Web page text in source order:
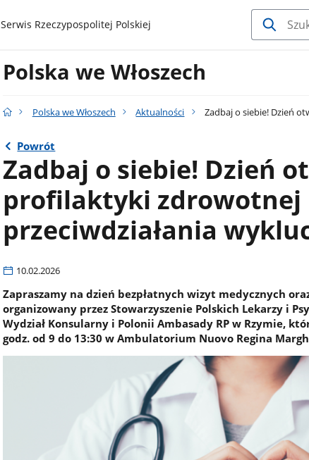
gov.pl
Serwis Rzeczypospolitej Polskiej
Polska we Włoszech
Polska we Włoszech Aktualności Zadbaj o siebie! Dzień
Powrót
Zadbaj o siebie! Dzień
profilaktyki zdrowotnej
przeciwdziałania
10.02.2026
Zapraszamy na dzień bezpłatnych wizyt medycznych
organizowany przez Stowarzyszenie Polskich Lekarzy i
Wydział Konsularny i Polonii Ambasady RP w Rzymie,
godz. od 9 do 13:30 w Ambulatorium Nuovo Regina